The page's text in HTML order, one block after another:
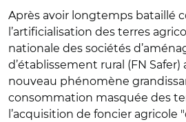
Après avoir longtemps bataillé
l’artificialisation des terres
nationale des sociétés
d’établissement rural (FN Safer)
nouveau phénomène
consommation masquée des
l’acquisition de foncier agricole